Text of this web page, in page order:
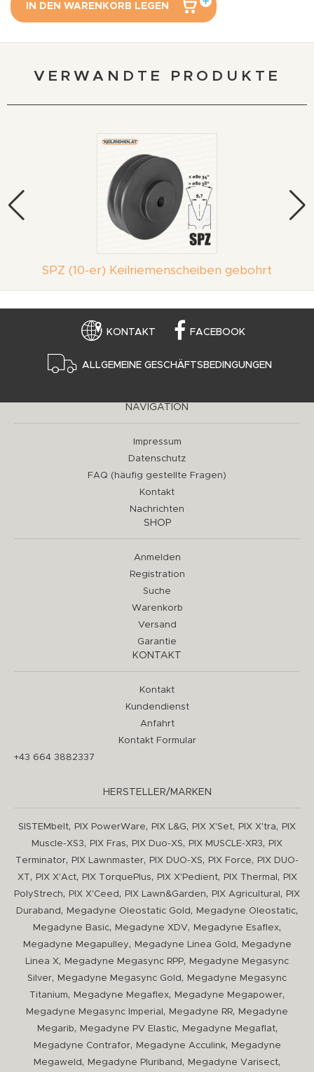
IN DEN WARENKORB LEGEN
VERWANDTE PRODUKTE
SPZ (10-er) Keilriemenscheiben gebohrt
KONTAKT FACEBOOK
ALLGEMEINE GESCHÄFTSBEDINGUNGEN
NAVIGATION
Impressum
Datenschutz
FAQ (häufig gestellte Fragen)
Kontakt
Nachrichten
SHOP
Anmelden
Registration
Suche
Warenkorb
Versand
Garantie
KONTAKT
Kontakt
Kundendienst
Anfahrt
Kontakt Formular
+43 664 3882337
HERSTELLER/MARKEN
SISTEMbelt, PIX PowerWare, PIX L&G, PIX X'Set, PIX X'tra,
PIX
Muscle-XS3, PIX Fras, PIX Duo-XS, PIX MUSCLE-XR3,
PIX
Terminator, PIX Lawnmaster, PIX DUO-XS, PIX Force,
PIX DUO-
XT, PIX X'Act, PIX TorquePlus, PIX X'Pedient, PIX Thermal ,
PIX
PolyStrech, PIX X'Ceed , PIX Lawn&Garden, PIX Agricultural ,
PIX
Duraband , Megadyne Oleostatic Gold , Megadyne Oleostatic,
Megadyne Basic, Megadyne XDV, Megadyne Esaflex,
Megadyne Megapulley, Megadyne Linea Gold ,
Megadyne
Linea X, Megadyne Megasync RPP,
Megadyne Megasync
Silver, Megadyne Megasync Gold ,
Megadyne Megasync
Titanium, Megadyne Megaflex, Megadyne Megapower,
Megadyne Megasync Imperial , Megadyne RR,
Megadyne
Megarib, Megadyne PV Elastic, Megadyne Megaflat,
Megadyne Contrafor, Megadyne Acculink,
Megadyne
Megaweld , Megadyne Pluriband , Megadyne Varisect,